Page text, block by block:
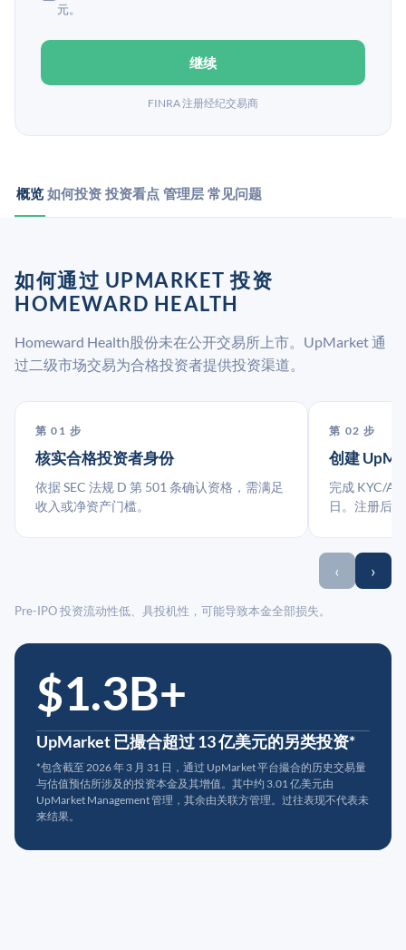
元。
继续
FINRA 注册经纪交易商
概览 如何投资 投资看点 管理层 常见问题
如何通过 UPMARKET 投资
HOMEWARD HEALTH
Homeward Health股份未在公开交易所上市。UpMarket 通
过二级市场交易为合格投资者提供投资渠道。
第 01 步
核实合格投资者身份
依据 SEC 法规 D 第 501 条确认资格，需满足
收入或净资产门槛。
第 02 步
创建
完成 KYC/
日。注册后
‹ ›
Pre-IPO 投资流动性低、具投机性，可能导致本金全部损失。
$1.3B+
UpMarket 已撮合超过 13 亿美元的另类投资*
*包含截至 2026 年 3 月 31 日，通过 UpMarket 平台撮合的历史交易量
与估值预估所涉及的投资本金及其增值。其中约 3.01 亿美元由
UpMarket Management 管理，其余由关联方管理。过往表现不代表未
来结果。